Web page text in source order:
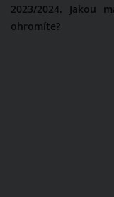
2023/2024. Jakou
ohromíte?